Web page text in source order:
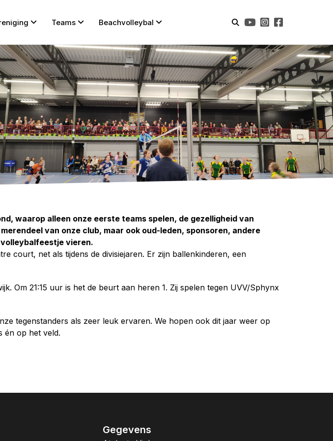
Teams Beachvolleybal
waarop alleen onze eerste teams spelen, de gezelligheid van
van onze club, maar ook oud-leden, sponsoren, andere
vieren.
court, net als tijdens de divisiejaren. Er zijn ballenkinderen, een
Om 21:15 uur is het de beurt aan heren 1. Zij spelen tegen UVV/Sphynx
tegenstanders als zeer leuk ervaren. We hopen ook dit jaar weer op
én op het veld.
Gegevens